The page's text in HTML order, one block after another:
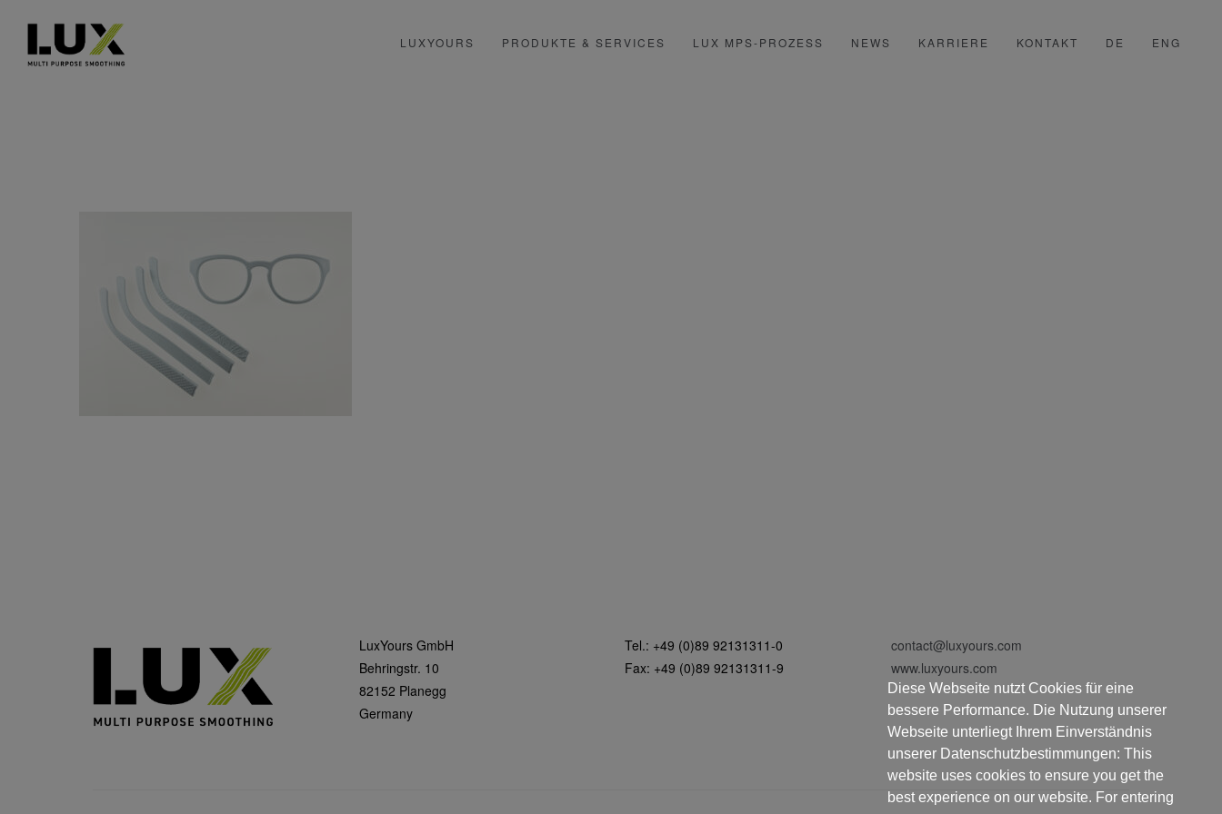
LUXYOURS PRODUKTE & SERVICES LUX MPS-PROZESS NEWS KARRIERE KONTAKT DE ENG
LuxYours GmbH
Behringstr. 10
82152 Planegg
Germany
Tel.: +49 (0)89 92131311-0
Fax: +49 (0)89 92131311-9
contact@luxyours.com
www.luxyours.com
Diese Webseite nutzt Cookies für eine
bessere Performance. Die Nutzung unserer
Webseite unterliegt Ihrem Einverständnis
unserer Datenschutzbestimmungen: This
website uses cookies to ensure you get the
best experience on our website. For entering